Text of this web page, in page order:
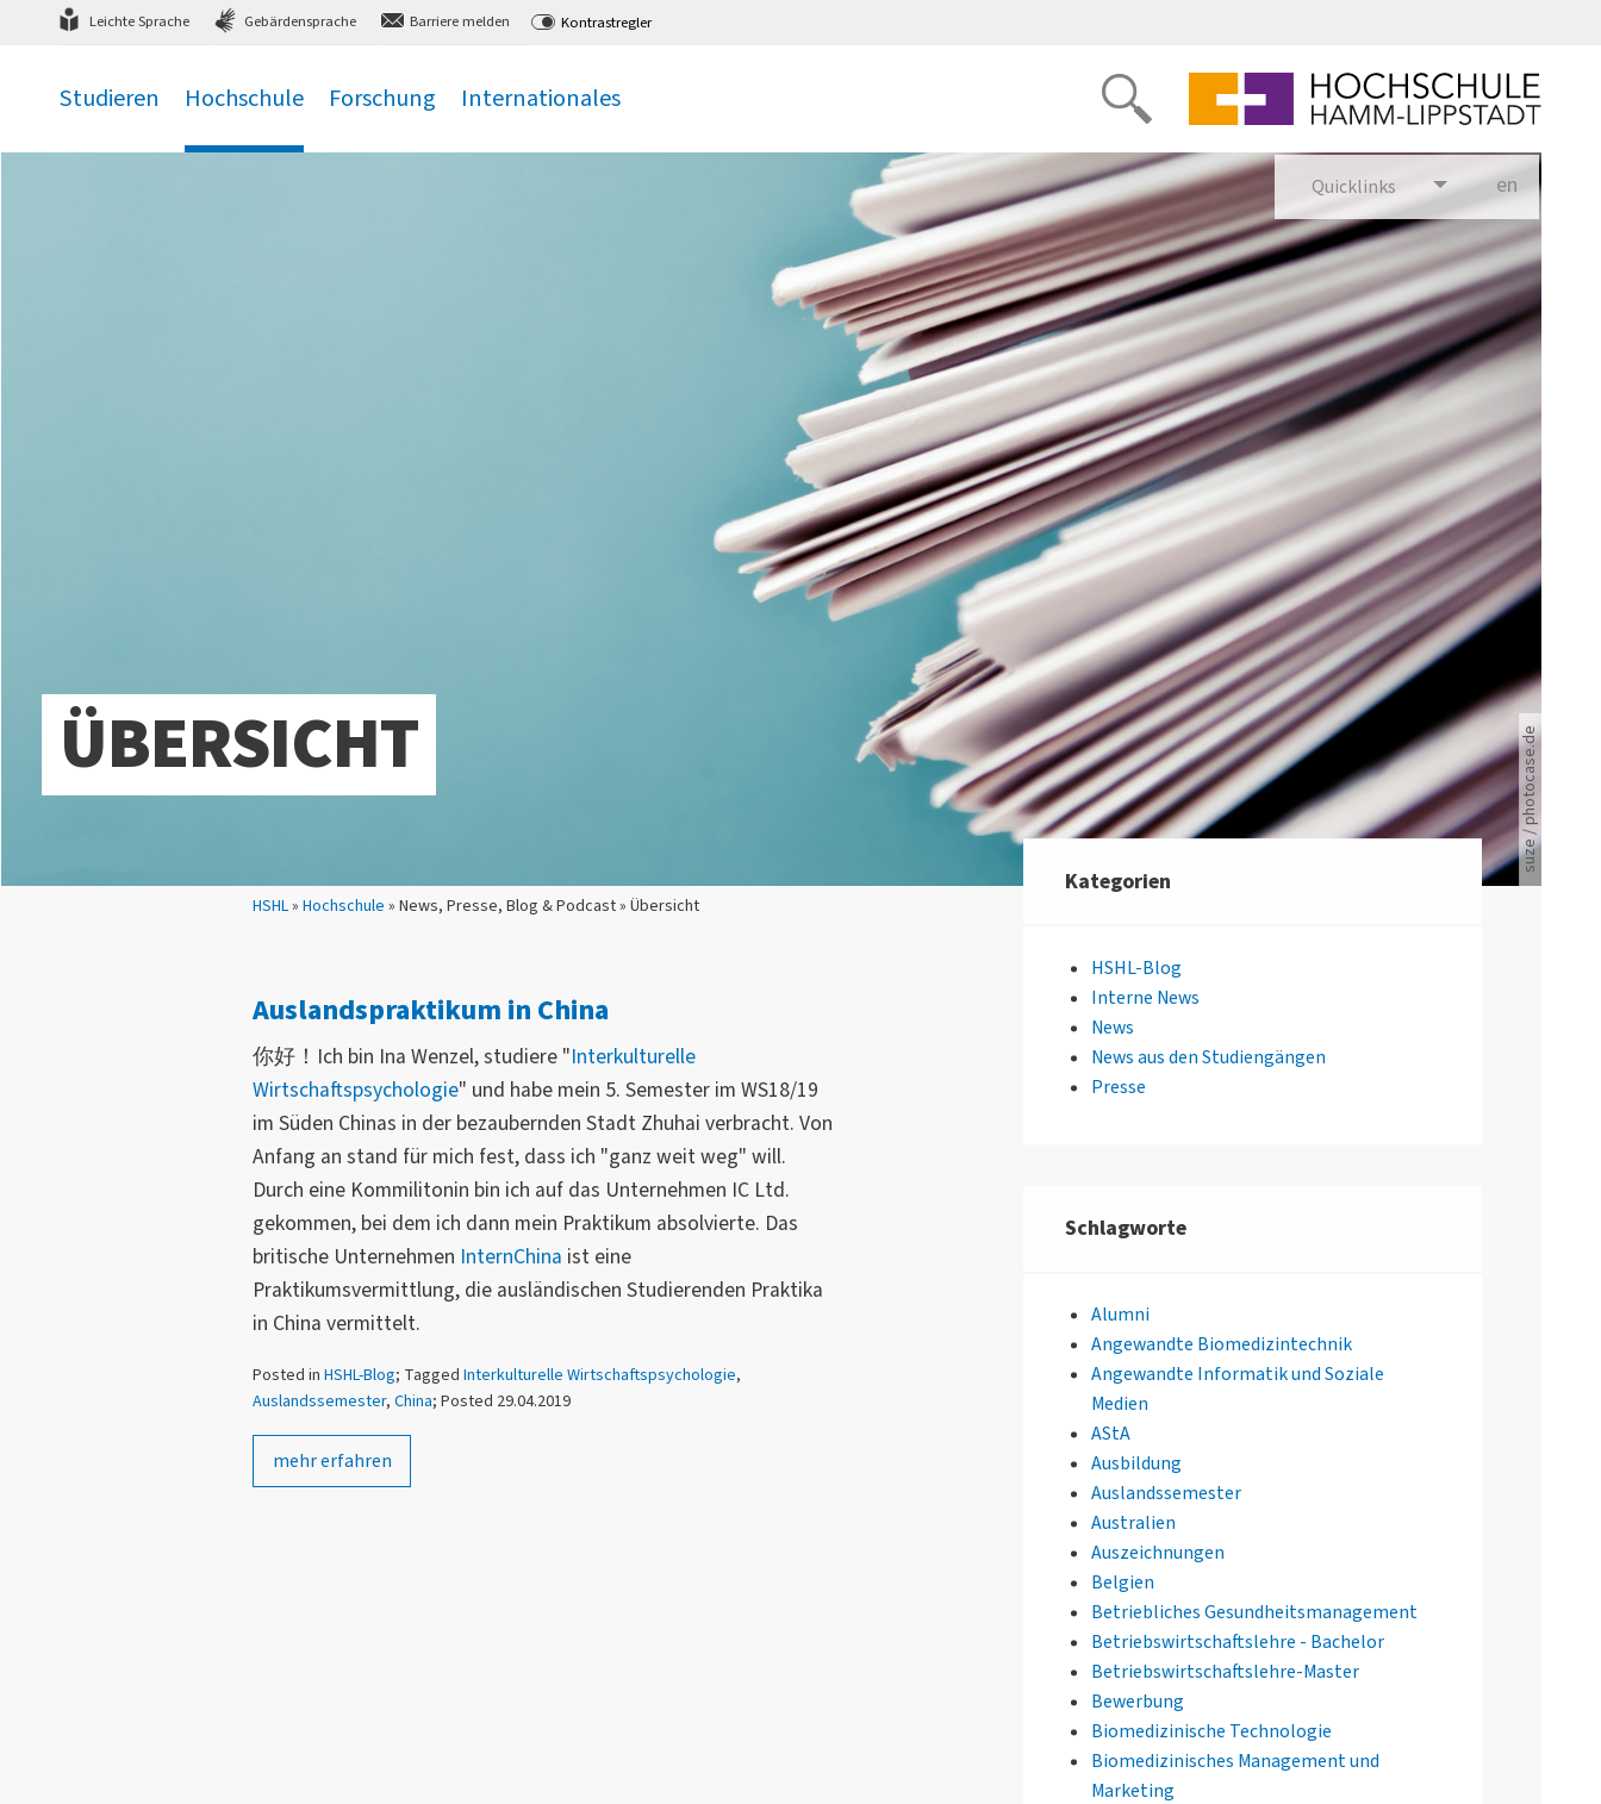
zum Hauptmenü zum Inhalt,
Leichte Sprache Gebärdensprache Barriere melden Kontrastregler
Studieren Hochschule Forschung Internationales
Quicklinks en glish
Sie sind hier:
HSHL» Hochschule » News, Presse, Blog & Podcast » Übersicht
Viele Zeitungen.
suze / photocase.de
ÜBERSICHT
Auslandspraktikum in China
你好！Ich bin Ina Wenzel, studiere "Interkulturelle
Wirtschaftspsychologie" und habe mein 5. Semester im WS18/19
im Süden Chinas in der bezaubernden Stadt Zhuhai verbracht. Von
Anfang an stand für mich fest, dass ich "ganz weit weg" will.
Durch eine Kommilitonin bin ich auf das Unternehmen IC Ltd.
gekommen, bei dem ich dann mein Praktikum absolvierte. Das
britische Unternehmen InternChina ist eine
Praktikumsvermittlung, die ausländischen Studierenden Praktika
in China vermittelt.
Posted in HSHL-Blog; Tagged Interkulturelle Wirtschaftspsychologie,
Auslandssemester, China; Posted 29.04.2019
mehr erfahren
Kategorien
HSHL-Blog
Interne News
News
News aus den Studiengängen
Presse
Schlagworte
Alumni
Angewandte Biomedizintechnik
Angewandte Informatik und Soziale
Medien
AStA
Ausbildung
Auslandssemester
Australien
Auszeichnungen
Belgien
Betriebliches Gesundheitsmanagement
Betriebswirtschaftslehre - Bachelor
Betriebswirtschaftslehre-Master
Bewerbung
Biomedizinische Technologie
Biomedizinisches Management und
Marketing